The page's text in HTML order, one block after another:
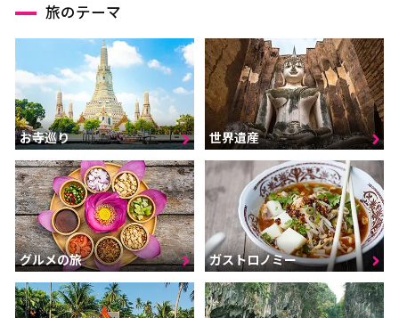
旅のテーマ
お寺巡り 世界遺産
グルメの旅 ガストロノミー